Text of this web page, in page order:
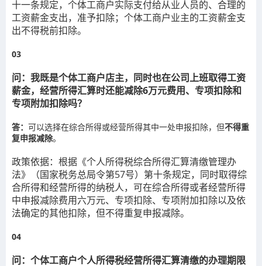
十一条规定，个体工商户实际支付给从业人员的、合理的
工资薪金支出，准予扣除；个体工商户业主的工资薪金支
出不得税前扣除。
03
问：我既是个体工商户店主，同时也在公司上班取得工资
薪金，经营所得汇算时还能减除6万元费用、专项扣除和
专项附加扣除吗？
答： 可以选择在综合所得或经营所得其中一处申报扣除，但不得重
复申报减除。
政策依据： 根据《个人所得税综合所得汇算清缴管理办
法》（国家税务总局令第57号）第十条规定，同时取得综
合所得和经营所得的纳税人，可在综合所得或者经营所得
中申报减除费用六万元、专项扣除、专项附加扣除以及依
法确定的其他扣除，但不得重复申报减除。
04
问：个体工商户个人所得税经营所得汇算清缴的办理期限